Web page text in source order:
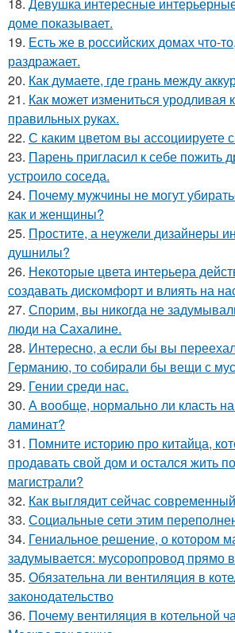
доме показывает.
19. Есть же в российских домах что-
раздражает.
20. Как думаете, где грань между
21. Как может измениться уродливая
правильных руках.
22. С каким цветом вы ассоциируете
23. Парень пригласил к себе пожить
устроило соседа.
24. Почему мужчины не могут
как и женщины?
25. Простите, а неужели дизайнеры
душнилы?
26. Некоторые цвета интерьера
создавать дискомфорт и влиять на
27. Спорим, вы никогда не
люди на Сахалине.
28. Интересно, а если бы вы
Германию, то собирали бы вещи с
29. Гении среди нас.
30. А вообще, нормально ли класть
ламинат?
31. Помните историю про китайца,
продавать свой дом и остался жить
магистрали?
32. Как выглядит сейчас
33. Социальные сети этим
34. Гениальное решение, о котором
задумывается: мусоропровод прямо
35. Обязательна ли вентиляция в
законодательство
36. Почему вентиляция в котельной